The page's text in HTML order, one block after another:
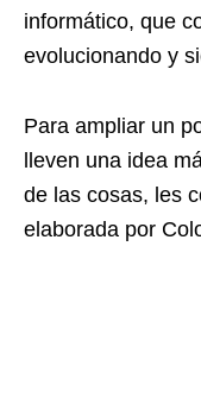
informático, que
evolucionando y
Para ampliar un
lleven una idea
de las cosas, les
elaborada por